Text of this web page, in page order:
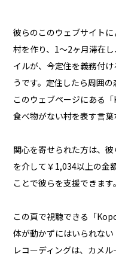
彼らのこのウェブサイト
村を作り、1～2ヶ月滞在
イルが、今定住を義務付
うです。定住したら周囲
このウェブページにある
食べ物がない村を表す言葉
関心を寄せられた方は、
を介して￥1,034以上の金
ことで彼らを支援できます。
この頁で視聴できる「
体が動かずにはいられない
レコーディングは、カメ